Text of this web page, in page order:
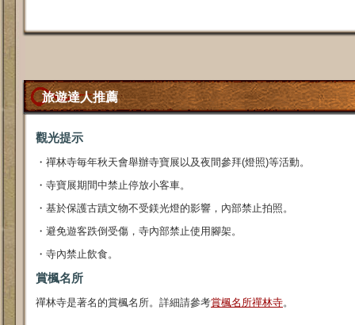
旅遊達人推薦
觀光提示
・禪林寺毎年秋天會舉辦寺寶展以及夜間參拜(燈照)等活動。
・寺寶展期間中禁止停放小客車。
・基於保護古蹟文物不受鎂光燈的影響，內部禁止拍照。
・避免遊客跌倒受傷，寺內部禁止使用腳架。
・寺內禁止飲食。
賞楓名所
禪林寺是著名的賞楓名所。詳細請參考賞楓名所禪林寺。